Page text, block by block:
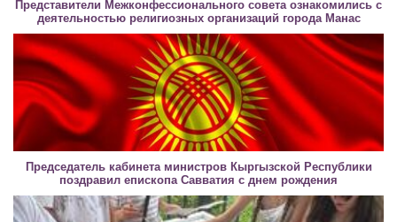
Представители Межконфессионального совета ознакомились с
деятельностью религиозных организаций города Манас
Председатель кабинета министров Кыргызской Республики
поздравил епископа Савватия с днем рождения